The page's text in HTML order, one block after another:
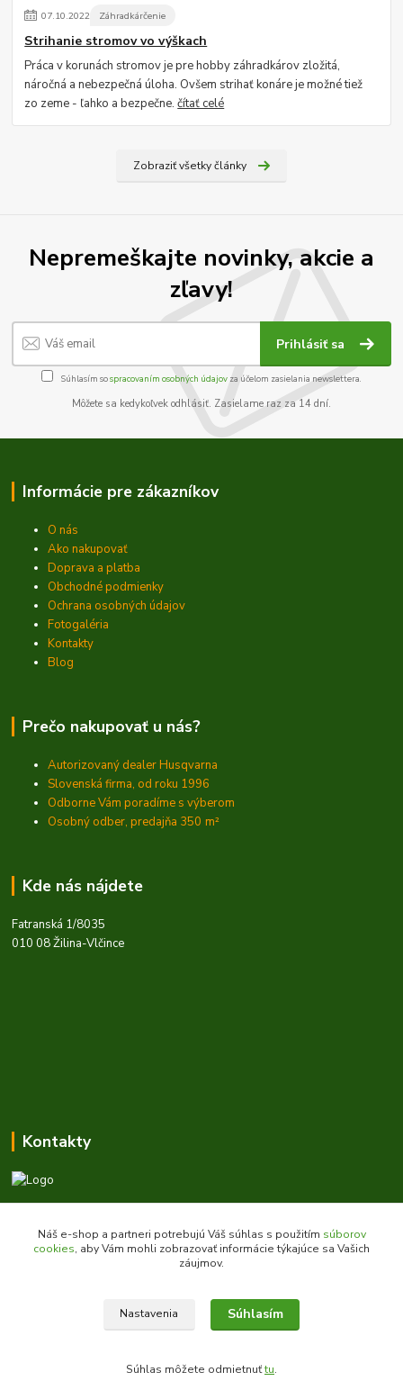
07.10.2022 Záhradkárčenie
Strihanie stromov vo výškach
Práca v korunách stromov je pre hobby záhradkárov zložitá,
náročná a nebezpečná úloha. Ovšem strihať konáre je možné tiež
zo zeme - ľahko a bezpečne.čítať celé
Zobraziť všetky články
Nepremeškajte novinky, akcie a
zľavy!
Prihlásiť sa
Súhlasím sospracovaním osobných údajov za účelom zasielania newslettera.
Môžete sa kedykoľvek odhlásiť. Zasielame raz za 14 dní.
Informácie pre zákazníkov
O nás
Ako nakupovať
Doprava a platba
Obchodné podmienky
Ochrana osobných údajov
Fotogaléria
Kontakty
Blog
Prečo nakupovať u nás?
Autorizovaný dealer Husqvarna
Slovenská firma, od roku 1996
Odborne Vám poradíme s výberom
Osobný odber, predajňa 350 m²
Kde nás nájdete
Fatranská 1/8035
010 08 Žilina-Vlčince
Kontakty
Zákaznícka podpora daes.sk
+421 903 707 668
(Po-Pia, 8-16 hod.)
Náš e-shop a partneri potrebujú Váš súhlas s použitím súborov
cookies, aby Vám mohli zobrazovať informácie týkajúce sa Vašich
záujmov.
Nastavenia Súhlasím
Súhlas môžete odmietnuťtu.